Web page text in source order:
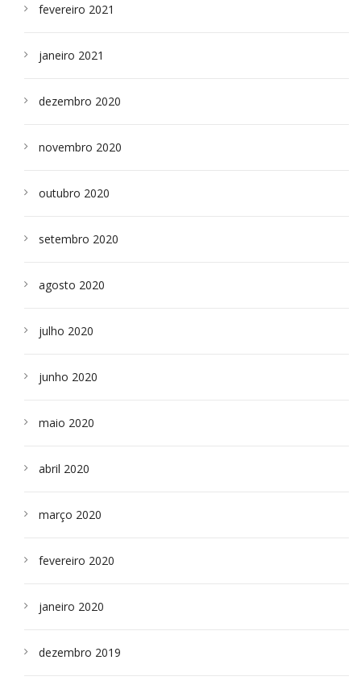
fevereiro 2021
janeiro 2021
dezembro 2020
novembro 2020
outubro 2020
setembro 2020
agosto 2020
julho 2020
junho 2020
maio 2020
abril 2020
março 2020
fevereiro 2020
janeiro 2020
dezembro 2019